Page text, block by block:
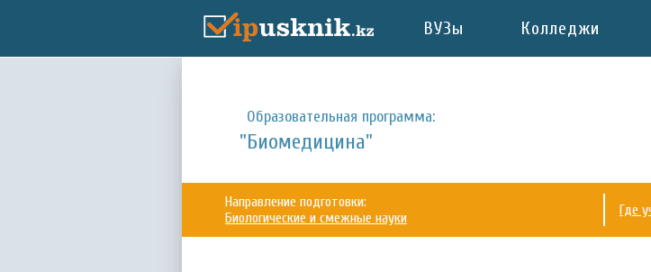
ВУЗы Колледжи
Образовательная программа:
"Биомедицина"
Направление подготовки:
Биологические и смежные науки
Где